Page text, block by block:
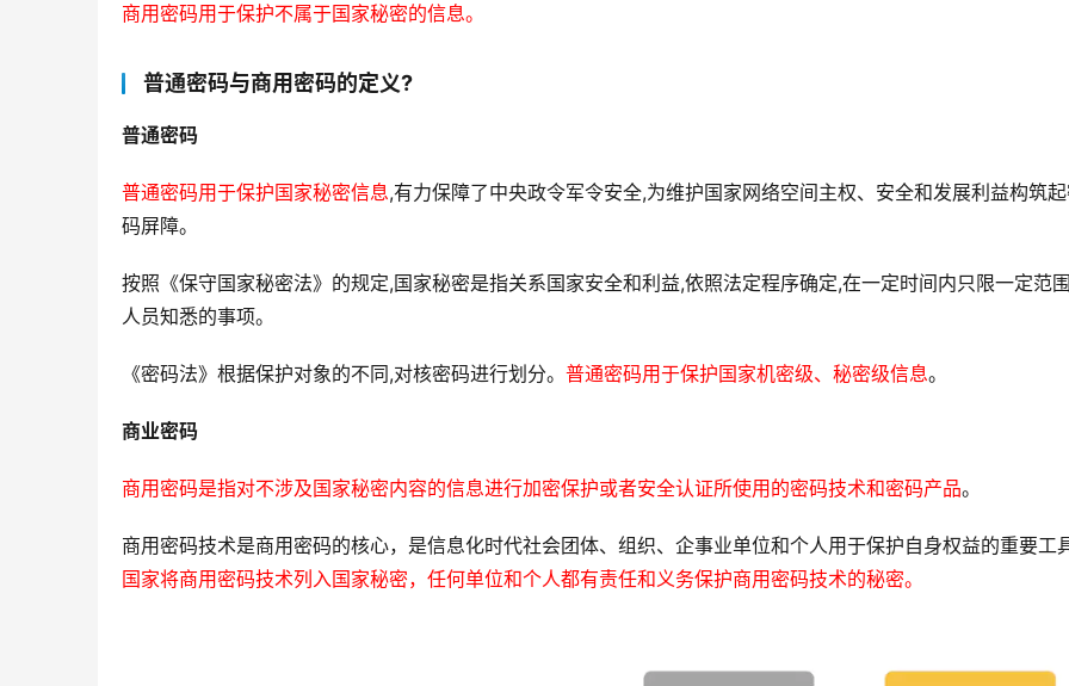
商用密码用于保护不属于国家秘密的信息。
普通密码与商用密码的定义?
普通密码
普通密码用于保护国家秘密信息,有力保障了中央政令军令安全,为维护国家网络空间主权、安全和发展利益构筑
码屏障。
按照《保守国家秘密法》的规定,国家秘密是指关系国家安全和利益,依照法定程序确定,在一定时间内只限一定范
人员知悉的事项。
《密码法》根据保护对象的不同,对核密码进行划分。 普通密码用于保护国家机密级、秘密级信息。
商业密码
商用密码是指对不涉及国家秘密内容的信息进行加密保护或者安全认证所使用的密码技术和密码产品。
商用密码技术是商用密码的核心，是信息化时代社会团体、组织、企事业单位和个人用于保护自身权益的重要工
国家将商用密码技术列入国家秘密，任何单位和个人都有责任和义务保护商用密码技术的秘密。